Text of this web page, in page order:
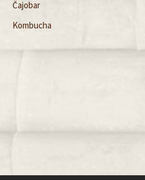
Čajobar
Kombucha